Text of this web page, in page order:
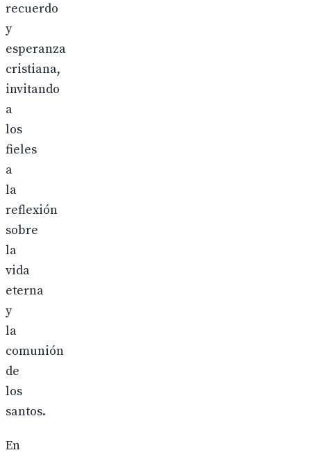
recuerdo
y
esperanza
cristiana,
invitando
a
los
fieles
a
la
reflexión
sobre
la
vida
eterna
y
la
comunión
de
los
santos.
En